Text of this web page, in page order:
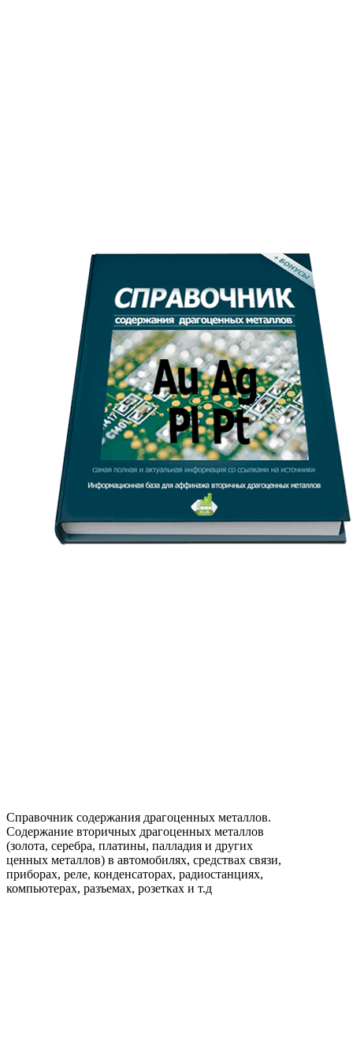
Справочник содержания драгоценных металлов.
Содержание вторичных драгоценных металлов
(золота, серебра, платины, палладия и других
ценных металлов) в автомобилях, средствах связи,
приборах, реле, конденсаторах, радиостанциях,
компьютерах, разъемах, розетках и т.д